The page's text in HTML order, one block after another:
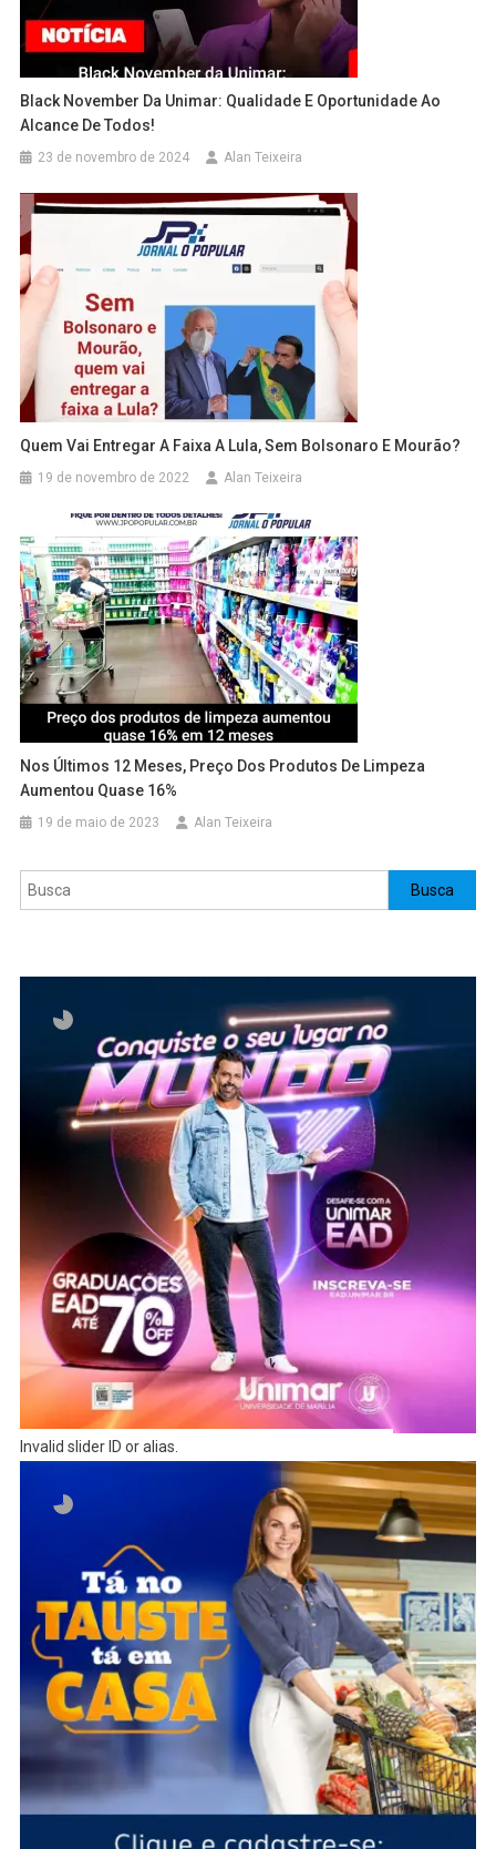
Black November Da Unimar: Qualidade E Oportunidade Ao
Alcance De Todos!
23 de novembro de 2024 Alan Teixeira
Quem Vai Entregar A Faixa A Lula, Sem Bolsonaro E Mourão?
19 de novembro de 2022 Alan Teixeira
Nos Últimos 12 Meses, Preço Dos Produtos De Limpeza
Aumentou Quase 16%
19 de maio de 2023 Alan Teixeira
Pesquisar Busca
Invalid slider ID or alias.